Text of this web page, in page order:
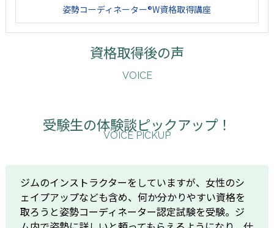
姿勢コーディネーター®W資格取得講座
資格取得後の声
VOICE
受験生の体験談ピックアップ！
VOICE PICKUP
ジムのインストラクターをしていますが、女性のシ
ェイプアップなども含め、何か分かりやすい資格を
取ろうと姿勢コーディネーター認定試験を受験。ジ